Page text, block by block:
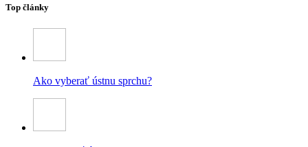
Top články
Ako vyberať ústnu sprchu?